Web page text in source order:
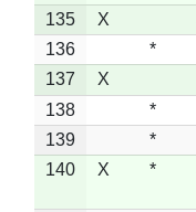
135
X
136
*
137
X
138
*
139
*
140
X *